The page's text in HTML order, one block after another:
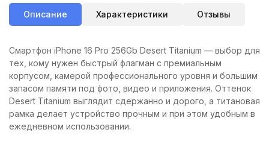
Описание Характеристики Отзывы
Смартфон iPhone 16 Pro 256Gb Desert Titanium — выбор для
тех, кому нужен быстрый флагман с премиальным
корпусом, камерой профессионального уровня и большим
запасом памяти под фото, видео и приложения. Оттенок
Desert Titanium выглядит сдержанно и дорого, а титановая
рамка делает устройство прочным и при этом удобным в
ежедневном использовании.